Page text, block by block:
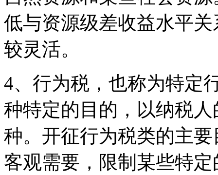
低与资源级差收益水平
较灵活。
4、行为税，也称为特定
种特定的目的，以纳税
种。开征行为税类的主
客观需要，限制某些特